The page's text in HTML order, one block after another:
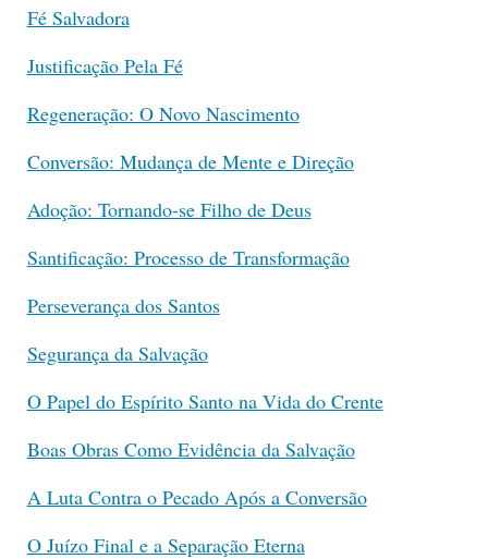
Fé Salvadora
Justificação Pela Fé
Regeneração: O Novo Nascimento
Conversão: Mudança de Mente e Direção
Adoção: Tornando-se Filho de Deus
Santificação: Processo de Transformação
Perseverança dos Santos
Segurança da Salvação
O Papel do Espírito Santo na Vida do Crente
Boas Obras Como Evidência da Salvação
A Luta Contra o Pecado Após a Conversão
O Juízo Final e a Separação Eterna